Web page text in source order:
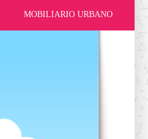
MOBILIARIO URBANO